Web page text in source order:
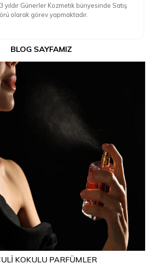
yıldır Günerler Kozmetik bünyesinde Satış
olarak görev yapmaktadır.
BLOG SAYFAMIZ
KOKULU PARFÜMLER